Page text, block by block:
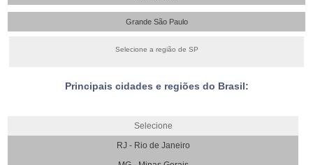
Grande São Paulo
Selecione a região de SP
Principais cidades e regiões do Brasil:
Selecione
RJ - Rio de Janeiro